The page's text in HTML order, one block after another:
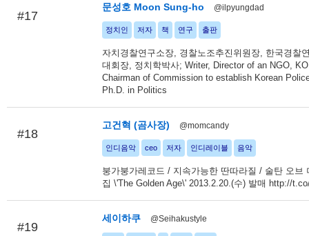
#17
문성호 Moon Sung-ho @ilpyungdad
정치인 저자 책 연구 출판
자치경찰연구소장, 경찰노조추진위원장, 한국경찰
대회장, 정치학박사; Writer, Director of an NGO,
Chairman of Commission to establish Korean
Ph.D. in Politics
#18
고건혁 (곰사장) @momcandy
인디음악 ceo 저자 인디레이블 음악
붕가붕가레코드 / 지속가능한 딴따라질 / 술탄 오브
집 \'The Golden Age\' 2013.2.20.(수) 발매 http://
#19
세이하쿠 @Seihakustyle